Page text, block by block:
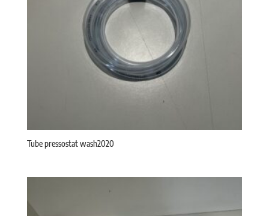
Tube pressostat wash2020